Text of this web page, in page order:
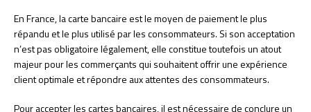
En France, la carte bancaire est le moyen de paiement le plus
répandu et le plus utilisé par les consommateurs. Si son acceptation
n’est pas obligatoire légalement, elle constitue toutefois un atout
majeur pour les commerçants qui souhaitent offrir une expérience
client optimale et répondre aux attentes des consommateurs.
Pour accepter les cartes bancaires, il est nécessaire de conclure un